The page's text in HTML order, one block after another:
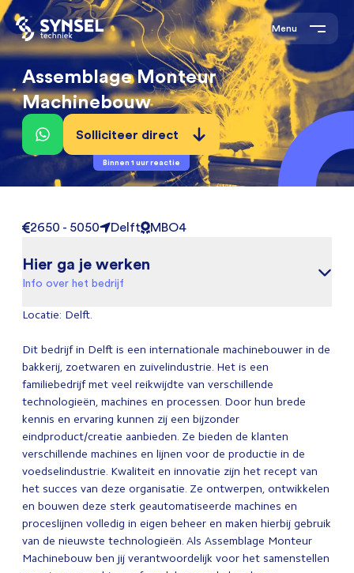
Menu
Assemblage Monteur
Machinebouw
Solliciteer direct
Binnen 1 uur reactie
2650 - 5050 Delft MBO4
Hier ga je werken
Info over het bedrijf
Locatie: Delft.
Dit bedrijf in Delft is een internationale machinebouwer in de
bakkerij, zoetwaren en zuivelindustrie. Het is een
familiebedrijf met veel reikwijdte van verschillende
technologieën, machines en processen. Door hun brede
kennis en ervaring kunnen zij een bijzonder
eindproduct/creatie aanbieden. Ze bieden de klanten
verschillende machines en lijnen voor de productie in de
voedselindustrie. Kwaliteit en innovatie zijn het recept van
het succes van deze organisatie. Ze ontwerpen, ontwikkelen
en bouwen deze sterk geautomatiseerde machines en
proceslijnen volledig in eigen beheer en maken hierbij gebruik
van de nieuwste technologieën. Als Assemblage Monteur
Machinebouw ben jij verantwoordelijk voor het samenstellen